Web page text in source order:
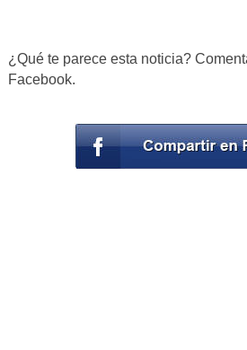
¿Qué te parece esta noticia?
Facebook.